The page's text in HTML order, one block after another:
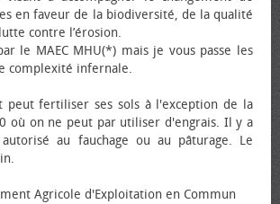
en faveur de la biodiversité, de la qualité
contre l’érosion.
le MAEC MHU(*) mais je vous passe les
complexité infernale.
peut fertiliser ses sols à l'exception de la
où on ne peut par utiliser d'engrais. Il y a
au fauchage ou au pâturage. Le
Agricole d'Exploitation en Commun